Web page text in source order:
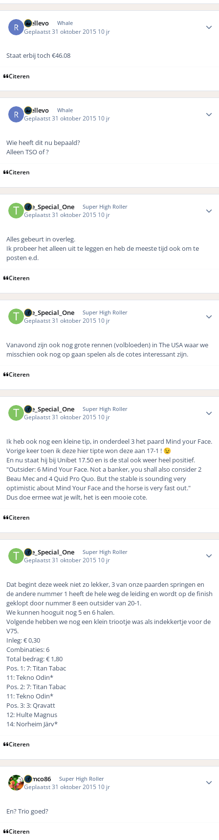
rhellevo Whale
Geplaatst 31 oktober 2015 10 jr
Staat erbij toch €46.08
Citeren
rhellevo Whale
Geplaatst31 oktober 2015 10 jr
Wie heeft dit nu bepaald?
Alleen TSO of ?
Citeren
The_Special_One Super High Roller
Geplaatst31 oktober 2015 10 jr
Alles gebeurt in overleg.
Ik probeer het alleen uit te leggen en heb de meeste tijd ook om te
posten e.d.
Citeren
The_Special_One Super High Roller
Geplaatst31 oktober 2015 10 jr
Vanavond zijn ook nog grote rennen (volbloeden) in The USA waar we
misschien ook nog op gaan spelen als de cotes interessant zijn.
Citeren
The_Special_One Super High Roller
Geplaatst 31 oktober 2015 10 jr
Ik heb ook nog een kleine tip, in onderdeel 3 het paard Mind your Face.
Vorige keer toen ik deze hier tipte won deze aan 17-1 ! 😉
En nu staat hij bij Unibet 17.50 en is de stal ook weer heel positief.
"Outsider: 6 Mind Your Face. Not a banker, you shall also consider 2
Beau Mec and 4 Quid Pro Quo. But the stable is sounding very
optimistic about Mind Your Face and the horse is very fast out."
Dus doe ermee wat je wilt, het is een mooie cote.
Citeren
The_Special_One Super High Roller
Geplaatst 31 oktober 2015 10 jr
Dat begint deze week niet zo lekker, 3 van onze paarden springen en
de andere nummer 1 heeft de hele weg de leiding en wordt op de finish
geklopt door nummer 8 een outsider van 20-1.
We kunnen hooguit nog 5 en 6 halen.
Volgende hebben we nog een klein triootje was als indekkertje voor de
V75.
Inleg: € 0,30
Combinaties: 6
Total bedrag: € 1,80
Pos. 1: 7: Titan Tabac
11: Tekno Odin*
Pos. 2: 7: Titan Tabac
11: Tekno Odin*
Pos. 3: 3: Qravatt
12: Hulte Magnus
14: Norheim Järv*
Citeren
Remco86 Super High Roller
Geplaatst 31 oktober 2015 10 jr
En? Trio goed?
Citeren